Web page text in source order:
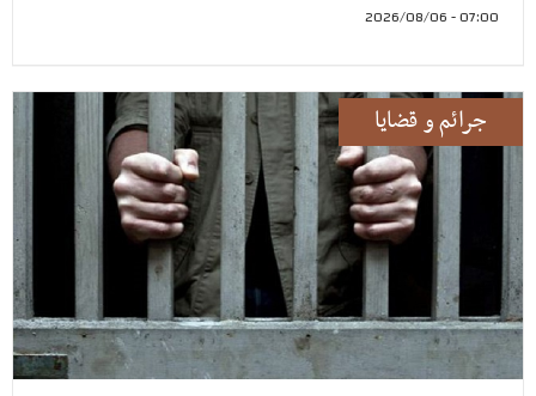
07:00 - 2026/08/06
جرائم و قضايا